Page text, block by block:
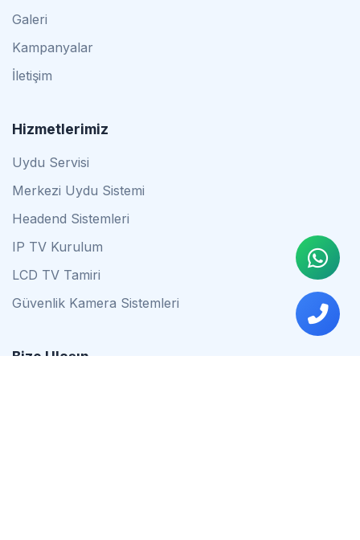
Galeri
Kampanyalar
İletişim
Hizmetlerimiz
Uydu Servisi
Merkezi Uydu Sistemi
Headend Sistemleri
IP TV Kurulum
LCD TV Tamiri
Güvenlik Kamera Sistemleri
Bize Ulaşın